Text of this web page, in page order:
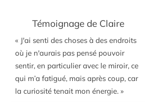
Témoignage de Claire
« J'ai senti des choses à des endroits
où je n'aurais pas pensé pouvoir
sentir, en particulier avec le miroir, ce
qui m’a fatigué, mais après coup, car
la curiosité tenait mon énergie. »